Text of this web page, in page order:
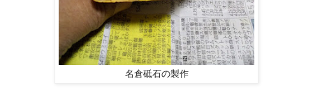
名倉砥石の製作